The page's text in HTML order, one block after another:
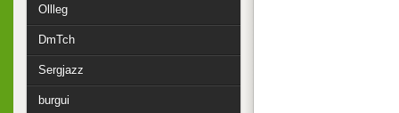
Ollleg
DmTch
Sergjazz
burgui